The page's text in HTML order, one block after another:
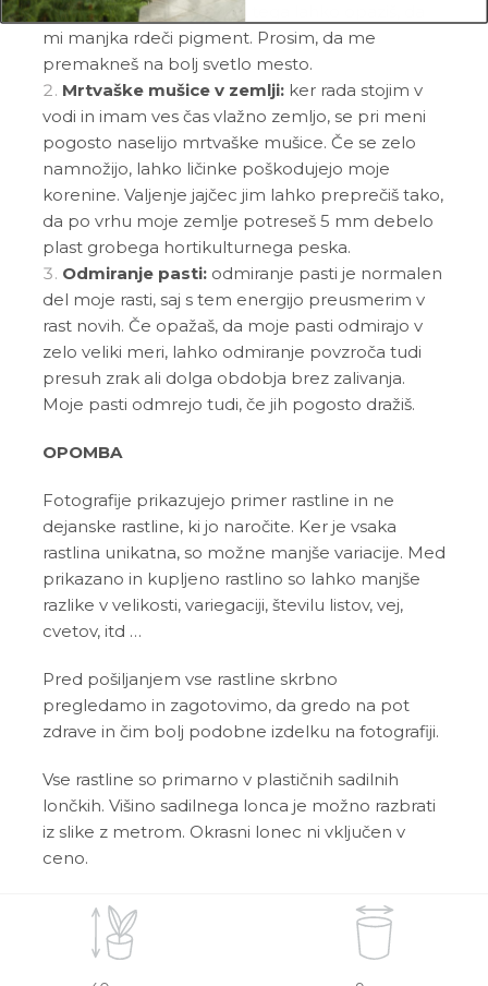
premalo svetlobe. Poleg tega lahko opaziš, da
mi manjka rdeči pigment. Prosim, da me
premakneš na bolj svetlo mesto.
Mrtvaške mušice v zemlji: ker rada stojim v
vodi in imam ves čas vlažno zemljo, se pri meni
pogosto naselijo mrtvaške mušice. Če se zelo
namnožijo, lahko ličinke poškodujejo moje
korenine. Valjenje jajčec jim lahko preprečiš tako,
da po vrhu moje zemlje potreseš 5 mm debelo
plast grobega hortikulturnega peska.
Odmiranje pasti: odmiranje pasti je normalen
del moje rasti, saj s tem energijo preusmerim v
rast novih. Če opažaš, da moje pasti odmirajo v
zelo veliki meri, lahko odmiranje povzroča tudi
presuh zrak ali dolga obdobja brez zalivanja.
Moje pasti odmrejo tudi, če jih pogosto dražiš.
OPOMBA
Fotografije prikazujejo primer rastline in ne
dejanske rastline, ki jo naročite. Ker je vsaka
rastlina unikatna, so možne manjše variacije. Med
prikazano in kupljeno rastlino so lahko manjše
razlike v velikosti, variegaciji, številu listov, vej,
cvetov, itd …
Pred pošiljanjem vse rastline skrbno
pregledamo in zagotovimo, da gredo na pot
zdrave in čim bolj podobne izdelku na fotografiji.
Vse rastline so primarno v plastičnih sadilnih
lončkih. Višino sadilnega lonca je možno razbrati
iz slike z metrom. Okrasni lonec ni vključen v
ceno.